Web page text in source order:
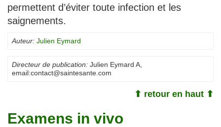
permettent d’éviter toute infection et les
saignements.
Auteur: Julien Eymard
Directeur de publication: Julien Eymard A
email:contact@saintesante.com
⬆ retour en haut ⬆
Examens in vivo